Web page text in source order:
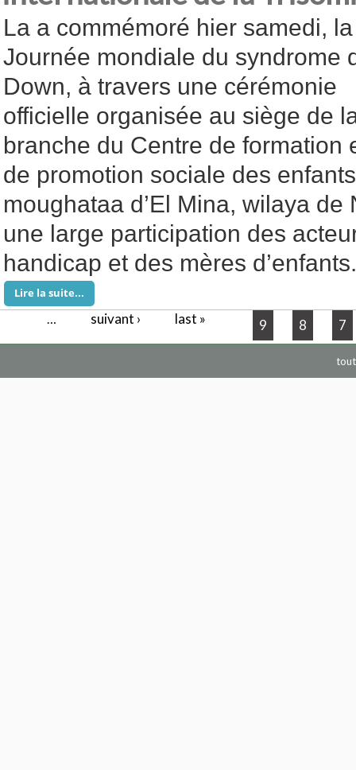
La a commémoré hier samedi, la
Journée mondiale du syndrome
Down, à travers une cérémonie
officielle organisée au siège de
branche du Centre de formation
de promotion sociale des
moughataa d’El Mina, wilaya
une large participation des
handicap et des mères d’enfants.
Lire la suite...
7
8
9
… suivant › last »